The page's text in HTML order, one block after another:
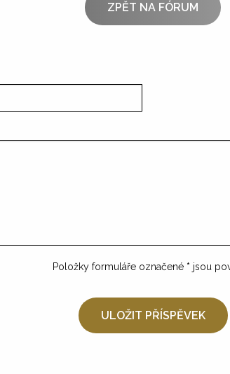
ZPĚT NA FÓRUM
Položky formuláře označené * jsou